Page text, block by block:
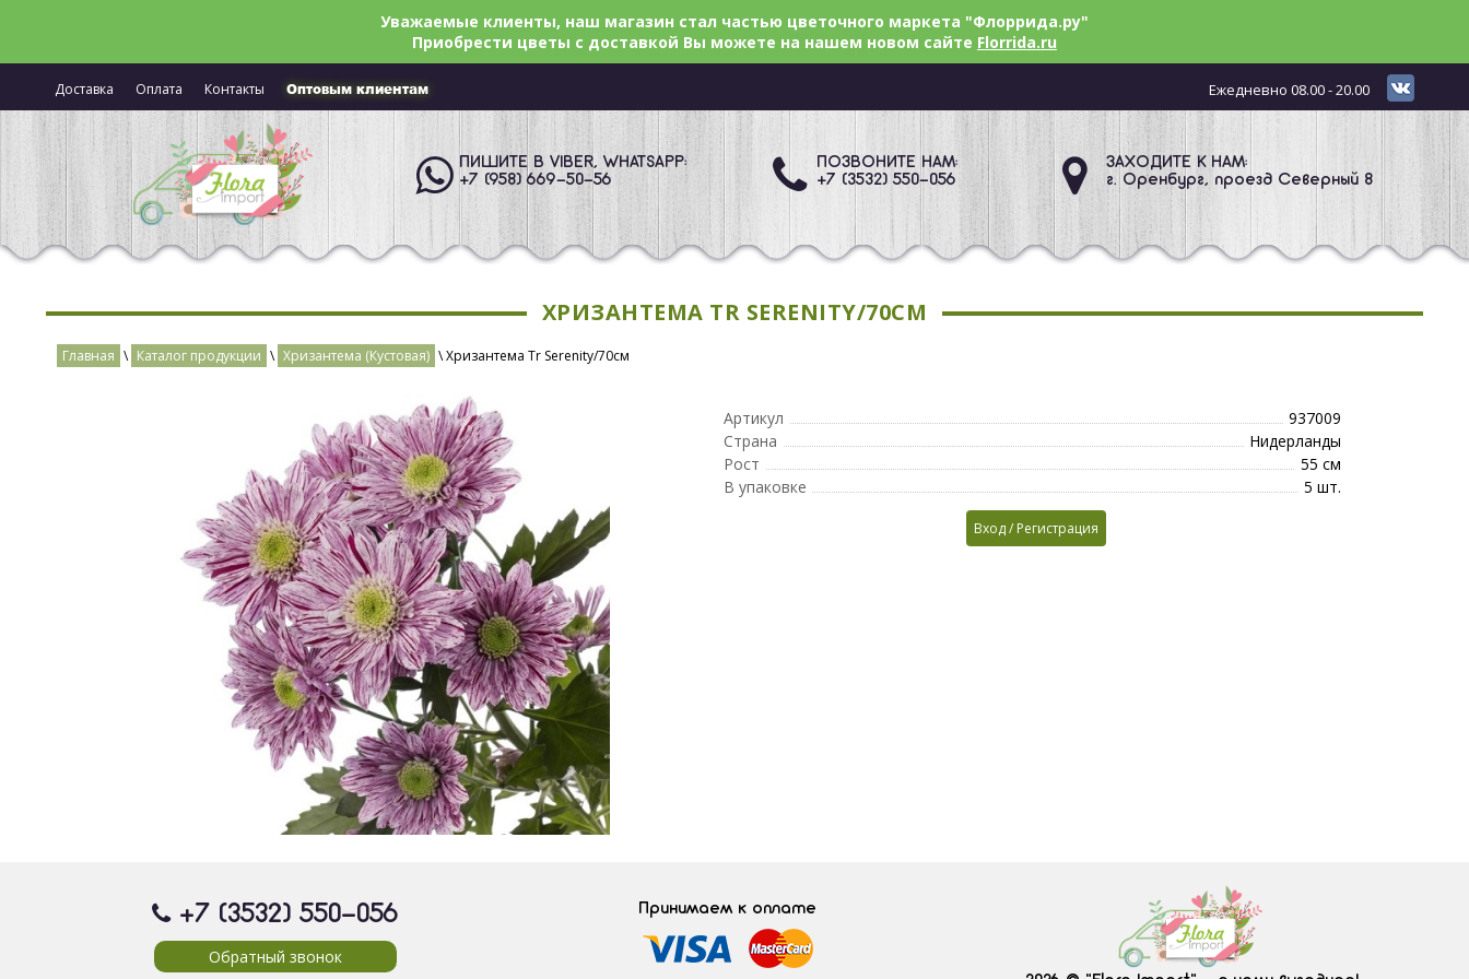
Уважаемые клиенты, наш магазин стал частью цветочного маркета "Флоррида.ру"
Приобрести цветы с доставкой Вы можете на нашем новом сайте Florrida.ru
Доставка Оплата Контакты Оптовым клиентам Ежедневно 08.00 - 20.00
ПИШИТЕ В VIBER, WHATSAPP:
+7 (958) 669-50-56
ПОЗВОНИТЕ НАМ:
+7 (3532) 550-056
ЗАХОДИТЕ К НАМ:
г. Оренбург, проезд Северный 8
ХРИЗАНТЕМА TR SERENITY/70СМ
Главная \ Каталог продукции \ Хризантема (Кустовая) \ Хризантема Tr Serenity/70см
Артикул
937009
Страна
Нидерланды
Рост
55 см
В упаковке
5 шт.
Вход / Регистрация
+7 (3532) 550-056
Обратный звонок
Принимаем к оплате